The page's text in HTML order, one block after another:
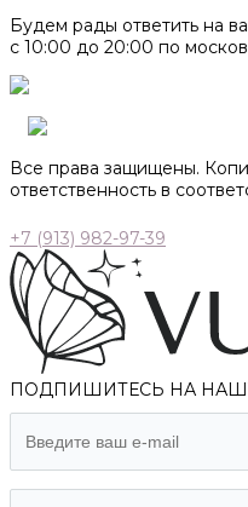
Будем рады ответить на
с 10:00 до 20:00 по
Все права защищены.
ответственность в
+7 (913) 982-97-39
ПОДПИШИТЕСЬ НА